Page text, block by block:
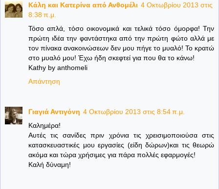
Κάλη και Κατερίνα από Ανθομέλι 4 Οκτωβρίου 2013 στις
8:38 π.μ.
Τόσο απλά, τόσο οικονομικά και τελικά τόσο όμορφα! Την
πρώτη ιδέα την φαντάστηκα από την πρώτη φώτο αλλά με
τον πίνακα ανακοινώσεων δεν μου πήγε το μυαλό! Το κρατώ
στο μυαλό μου! Έχω ήδη σκεφτεί για που θα το κάνω!
Kathy by anthomeli
Απάντηση
Γιαγιά Αντιγόνη 4 Οκτωβρίου 2013 στις 8:54 π.μ.
Kαλημέρα!
Αυτές τις σανίδες πριν χρόνια τις χρεισιμοποιούσα στις
κατασκευαστικές μου εργασίες (είδη δώρων)και τις θεωρώ
ακόμα και τώρα χρήσιμες για πάρα πολλές εφαρμογές!
Καλή δύναμη!